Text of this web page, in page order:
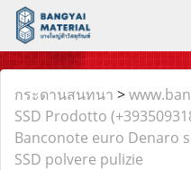
กระดานสนทนา >
SSD Prodotto
Banconote euro Denaro
SSD polvere pulizie